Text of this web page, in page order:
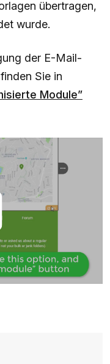
übertragen,
wurde.
der E-Mail-
Sie in
Module”